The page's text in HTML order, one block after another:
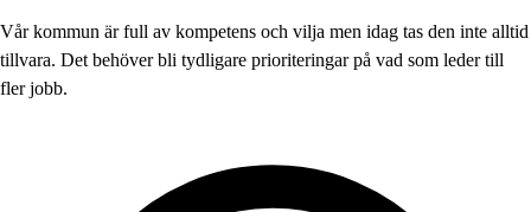
Vår kommun är full av kompetens och vilja men idag tas den inte alltid
tillvara. Det behöver bli tydligare prioriteringar på vad som leder till
fler jobb.